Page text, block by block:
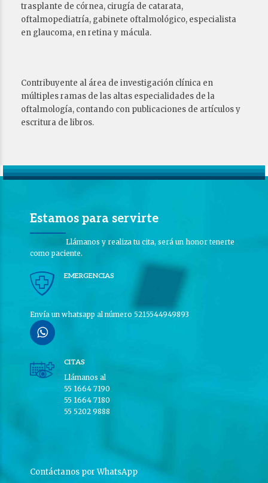
trasplante de córnea, cirugía de catarata,
oftalmopediatría, gabinete oftalmológico, especialista
en glaucoma, en retina y mácula.
Contribuyente al área de investigación clínica en
múltiples ramas de las altas especialidades de la
oftalmología, contando con publicaciones de artículos y
escritura de libros.
Estamos para servirte
Llámanos y realiza tu cita, será un honor tenerte
como paciente.
EMERGENCIAS
Envía un whatsapp al número 5215544949893
CITAS
Llámanos al
55 1664 7190
55 1664 7180
55 5202 9888
Contáctanos por WhatsApp